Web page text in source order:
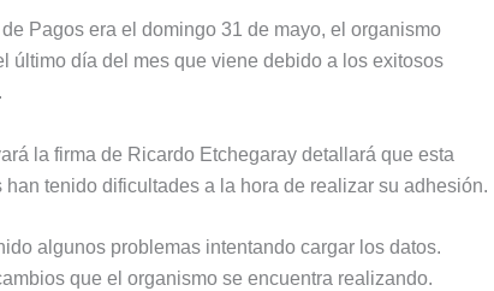
Pagos era el domingo 31 de mayo, el organismo
último día del mes que viene debido a los exitosos
la firma de Ricardo Etchegaray detallará que esta
tenido dificultades a la hora de realizar su adhesión.
algunos problemas intentando cargar los datos.
que el organismo se encuentra realizando.